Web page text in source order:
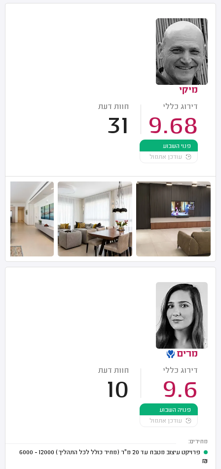
מיקי
דירוג כללי
9.68
חוות דעת
31
פנוי השבוע
עודכן אתמול
מרים
דירוג כללי
9.6
חוות דעת
10
פנויה השבוע
עודכן אתמול
מחירים:
פרויקט עיצוב מטבח עד 20 מ"ר (מחיר כולל לכל התהליך)
12000 - 6000
₪